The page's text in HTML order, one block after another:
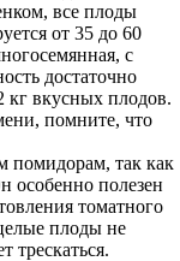
все плоды
от 35 до 60
с
достаточно
кг вкусных плодов.
помните, что
помидорам, так как
особенно полезен
томатного
плоды не
трескаться.